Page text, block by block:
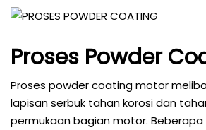
Proses Powder
Proses powder coating motor
lapisan serbuk tahan korosi dan
permukaan bagian motor.